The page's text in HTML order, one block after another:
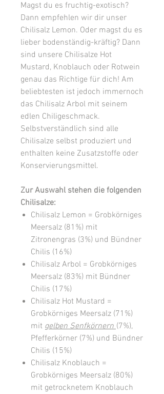
Magst du es fruchtig-exotisch?
Dann empfehlen wir dir unser
Chilisalz Lemon. Oder magst du es
lieber bodenständig-kräftig? Dann
sind unsere Chilisalze Hot
Mustard, Knoblauch oder Rotwein
genau das Richtige für dich! Am
beliebtesten ist jedoch immernoch
das Chilisalz Arbol mit seinem
edlen Chiligeschmack.
Selbstverständlich sind alle
Chilisalze selbst produziert und
enthalten keine Zusatzstoffe oder
Konservierungsmittel.
Zur Auswahl stehen die folgenden
Chilisalze:
Chilisalz Lemon = Grobkörniges
Meersalz (81%) mit
Zitronengras (3%) und Bündner
Chilis (16%)
Chilisalz Arbol = Grobkörniges
Meersalz (83%) mit Bündner
Chilis (17%)
Chilisalz Hot Mustard =
Grobkörniges Meersalz (71%)
mit gelben Senfkörnern(7%),
Pfefferkörner (7%) und Bündner
Chilis (15%)
Chilisalz Knoblauch =
Grobkörniges Meersalz (80%)
mit getrocknetem Knoblauch